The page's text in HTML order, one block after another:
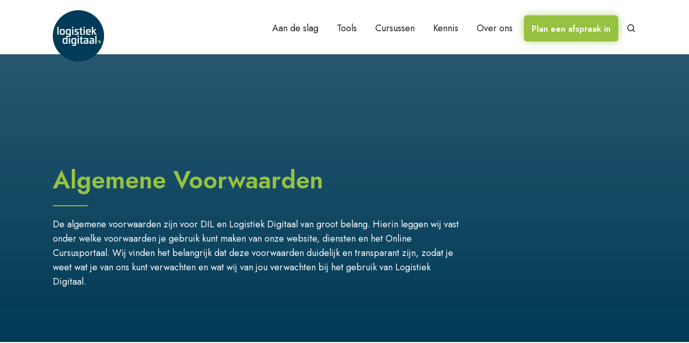
Aan de slag Tools Cursussen Kennis Over ons Plan een afspraak in
Algemene Voorwaarden
De algemene voorwaarden zijn voor DIL en Logistiek Digitaal van groot belang. Hierin leggen wij vast
onder welke voorwaarden je gebruik kunt maken van onze website, diensten en het Online
Cursusportaal. Wij vinden het belangrijk dat deze voorwaarden duidelijk en transparant zijn, zodat je
weet wat je van ons kunt verwachten en wat wij van jou verwachten bij het gebruik van Logistiek
Digitaal.